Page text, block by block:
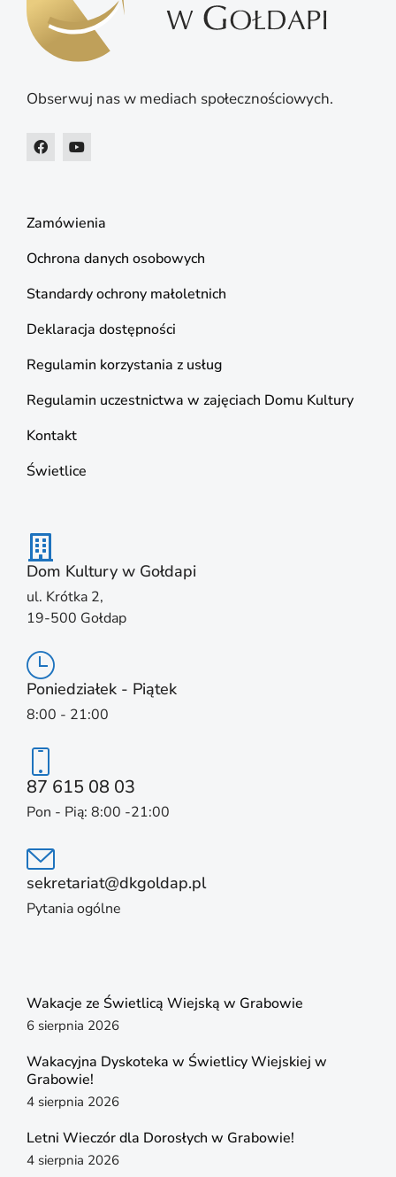
Obserwuj nas w mediach społecznościowych.
Zamówienia
Ochrona danych osobowych
Standardy ochrony małoletnich
Deklaracja dostępności
Regulamin korzystania z usług
Regulamin uczestnictwa w zajęciach Domu Kultury
Kontakt
Świetlice
Dom Kultury w Gołdapi
ul. Krótka 2,
19-500 Gołdap
Poniedziałek - Piątek
8:00 - 21:00
87 615 08 03
Pon - Pią: 8:00 -21:00
sekretariat@dkgoldap.pl
Pytania ogólne
Wakacje ze Świetlicą Wiejską w Grabowie
6 sierpnia 2026
Wakacyjna Dyskoteka w Świetlicy Wiejskiej w
Grabowie!
4 sierpnia 2026
Letni Wieczór dla Dorosłych w Grabowie!
4 sierpnia 2026